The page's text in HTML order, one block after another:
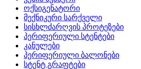
ოქსიგენატორი
მექნიკური სარქველი
სისხლძარღვის პროტეზები
პერიფერიული სტენტები
კანულები
პერიფერიული ბალონები
სტენტ გრაფტები